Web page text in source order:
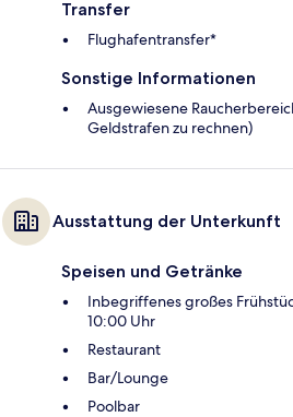
Transfer
Flughafentransfer*
Sonstige Informationen
Ausgewiesene
Geldstrafen zu rechnen)
Ausstattung der Unterkunft
Speisen und Getränke
Inbegriffenes großes
10:00 Uhr
Restaurant
Bar/Lounge
Poolbar